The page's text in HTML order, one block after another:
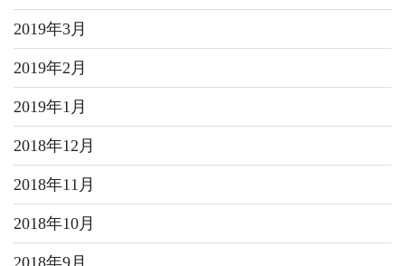
2019年3月
2019年2月
2019年1月
2018年12月
2018年11月
2018年10月
2018年9月